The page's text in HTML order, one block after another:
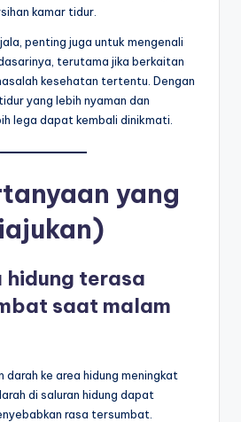
kamar tidur.
penting juga untuk mengenali
terutama jika berkaitan
kesehatan tertentu. Dengan
yang lebih nyaman dan
lega dapat kembali dinikmati.
yang
hidung terasa
saat malam
darah ke area hidung meningkat
di saluran hidung dapat
rasa tersumbat.